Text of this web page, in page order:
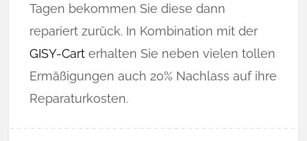
Tagen bekommen Sie diese dann
repariert zurück. In Kombination mit der
GISY-Cart erhalten Sie neben vielen tollen
Ermäßigungen auch 20% Nachlass auf ihre
Reparaturkosten.